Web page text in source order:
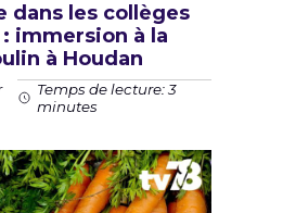
dans les collèges
immersion à la
à Houdan
Temps de lecture: 3
minutes